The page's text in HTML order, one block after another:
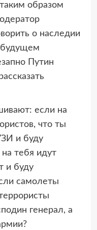
образом
о наследии
будущем
Путин
если на
что ты
и буду
тебя идут
и буду
самолеты
генерал, а